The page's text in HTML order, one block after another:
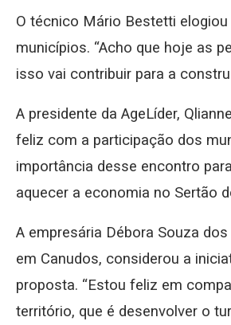
O técnico Mário Bestetti
municípios. “Acho que hoje as
isso vai contribuir para a
A presidente da AgeLíder,
feliz com a participação dos
importância desse encontro
aquecer a economia no Sertão
A empresária Débora Souza
em Canudos, considerou a
proposta. “Estou feliz em
território, que é desenvolver o